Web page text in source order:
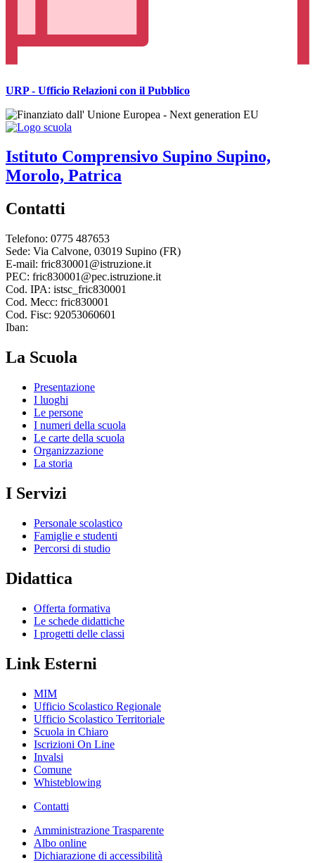
URP - Ufficio Relazioni con il Pubblico
Istituto Comprensivo Supino Supino,
Morolo, Patrica
Contatti
Telefono: 0775 487653
Sede: Via Calvone, 03019 Supino (FR)
E-mail: fric830001@istruzione.it
PEC: fric830001@pec.istruzione.it
Cod. IPA: istsc_fric830001
Cod. Mecc: fric830001
Cod. Fisc: 92053060601
Iban:
La Scuola
Presentazione
I luoghi
Le persone
I numeri della scuola
Le carte della scuola
Organizzazione
La storia
I Servizi
Personale scolastico
Famiglie e studenti
Percorsi di studio
Didattica
Offerta formativa
Le schede didattiche
I progetti delle classi
Link Esterni
MIM
Ufficio Scolastico Regionale
Ufficio Scolastico Territoriale
Scuola in Chiaro
Iscrizioni On Line
Invalsi
Comune
Whisteblowing
Contatti
Amministrazione Trasparente
Albo online
Dichiarazione di accessibilità